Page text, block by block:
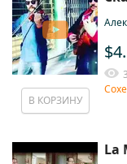
В КОРЗИНУ
La